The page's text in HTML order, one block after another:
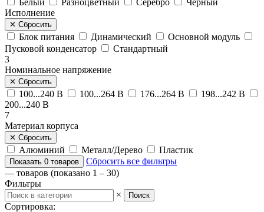
Исполнение
✕ Сбросить
Блок питания Динамический
Основной модуль
Пусковой конденсатор
Стандартный
3
Номинальное напряжение
✕ Сбросить
100...240 В 100...264 В 176...264 В
198...242 В
200...240 В
7
Материал корпуса
✕ Сбросить
Алюминий Металл/Дерево Пластик
Показать 0 товаров
Сбросить все фильтры
— товаров (показано 1 – 30)
Фильтры
×
Поиск
Сортировка: